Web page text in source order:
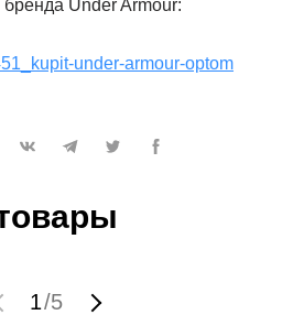
Under Armour:
under-armour-optom
1/5